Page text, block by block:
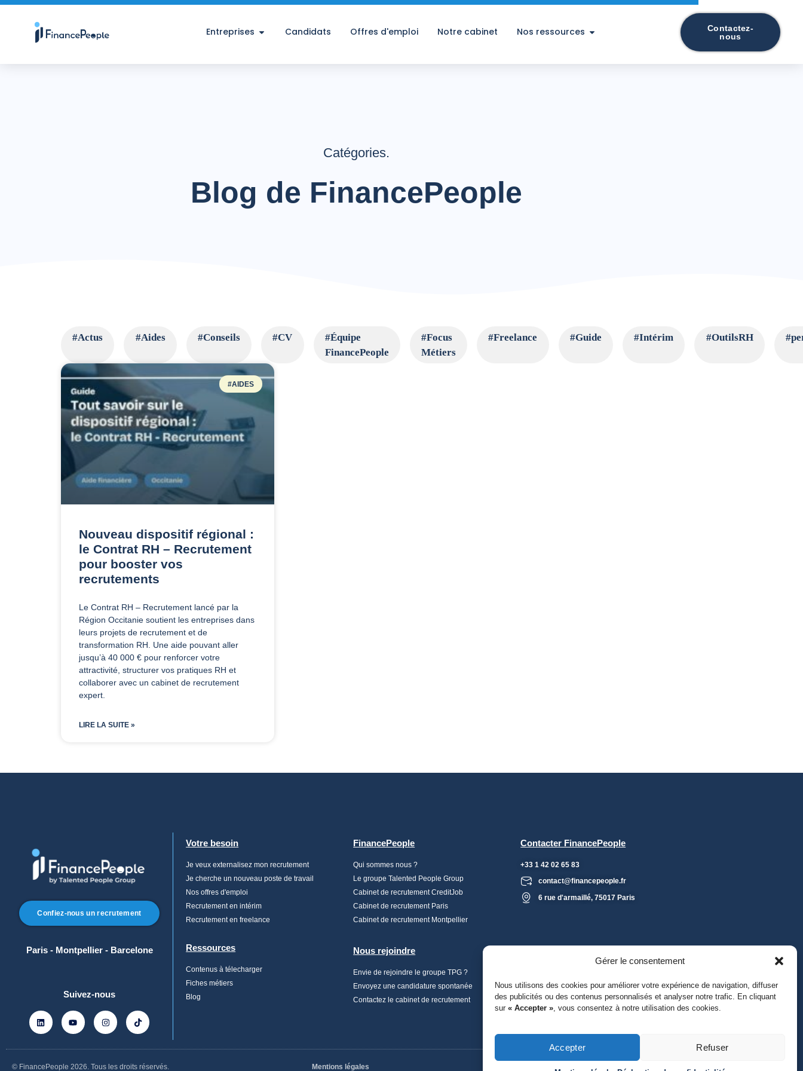
Gérer le consentement
Nous utilisons des cookies pour améliorer votre expérience de navigation, diffuser
des publicités ou des contenus personnalisés et analyser notre trafic. En cliquant
sur « Accepter » , vous consentez à notre utilisation des cookies.
Accepter Refuser
Entreprises Candidats Offres d'emploi Notre cabinet Nos ressources
Contactez-
nous
Catégories.
Blog de FinancePeople
#Actus #Aides #Conseils #CV
#Équipe
FinancePeople
#Focus
Métiers
#Freelance #Guide #Intérim #OutilsRH
#AIDES
Nouveau dispositif régional :
le Contrat RH – Recrutement
pour booster vos
recrutements
Le Contrat RH – Recrutement lancé par la
Région Occitanie soutient les entreprises dans
leurs projets de recrutement et de
transformation RH. Une aide pouvant aller
jusqu’à 40 000 € pour renforcer votre
attractivité, structurer vos pratiques RH et
collaborer avec un cabinet de recrutement
expert.
LIRE LA SUITE »
Confiez-nous un recrutement
Paris - Montpellier - Barcelone
Suivez-nous
Votre besoin
Je veux externalisez mon recrutement
Je cherche un nouveau poste de travail
Nos offres d'emploi
Recrutement en intérim
Recrutement en freelance
Ressources
Contenus à télecharger
Fiches métiers
Blog
FinancePeople
Qui sommes nous ?
Le groupe Talented People Group
Cabinet de recrutement CreditJob
Cabinet de recrutement Paris
Cabinet de recrutement Montpellier
Nous rejoindre
Envie de rejoindre le groupe TPG ?
Envoyez une candidature spontanée
Contactez le cabinet de recrutement
Contacter FinancePeople
+33 1 42 02 65 83
contact@financepeople.fr
6 rue d'armaillé, 75017 Paris
© FinancePeople 2026. Tous les droits réservés. Mentions légales